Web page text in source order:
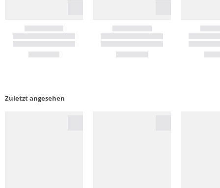
Zuletzt angesehen